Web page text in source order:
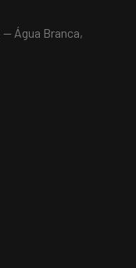
Água Branca,